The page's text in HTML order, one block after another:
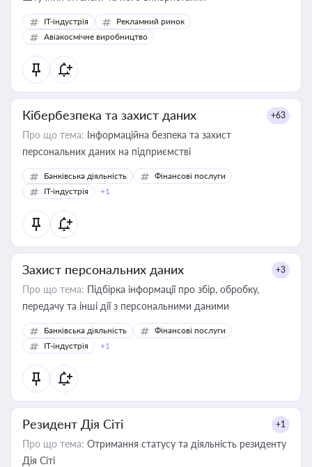
IT-індустрія
Рекламний ринок
Авіакосмічне виробництво
Кібербезпека та захист даних +63
Про що тема: Інформаційна безпека та захист
персональних даних на підприємстві
Банківська діяльність
Фінансові послуги
IT-індустрія
+1
Захист персональних даних +3
Про що тема: Підбірка інформації про збір, обробку,
передачу та інші дії з персональними даними
Банківська діяльність
Фінансові послуги
IT-індустрія
+1
Резидент Дія Сіті +1
Про що тема: Отримання статусу та діяльність резиденту
Дія Сіті